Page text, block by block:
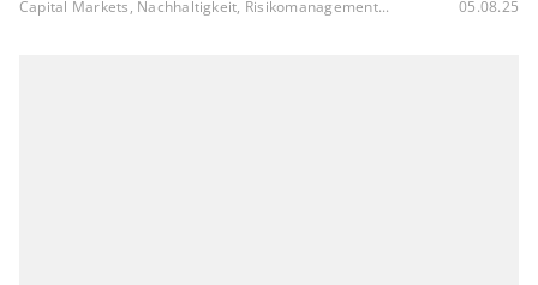
Capital Markets, Nachhaltigkeit, Risikomanagement... 05.08.25